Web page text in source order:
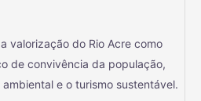
valorização do Rio Acre como
de convivência da população,
e o turismo sustentável.